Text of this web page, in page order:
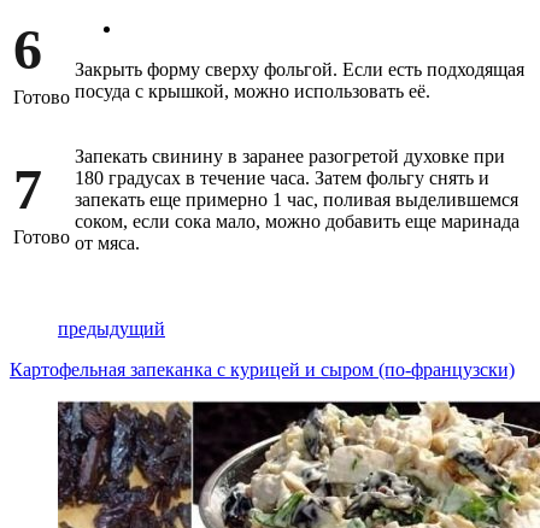
6
Готово
Закрыть форму сверху фольгой. Если есть подходящая
посуда с крышкой, можно использовать её.
7
Готово
Запекать свинину в заранее разогретой духовке при
180 градусах в течение часа. Затем фольгу снять и
запекать еще примерно 1 час, поливая выделившемся
соком, если сока мало, можно добавить еще маринада
от мяса.
предыдущий
Картофельная запеканка с курицей и сыром (по-французски)